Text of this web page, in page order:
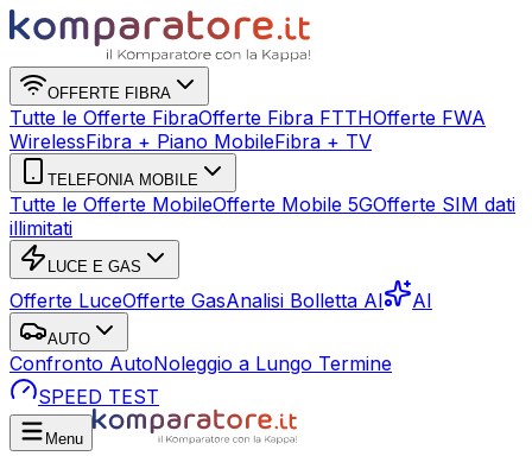
OFFERTE FIBRA
Tutte le Offerte FibraOfferte Fibra FTTHOfferte FWA
WirelessFibra + Piano MobileFibra + TV
TELEFONIA MOBILE
Tutte le Offerte MobileOfferte Mobile 5GOfferte SIM dati
illimitati
LUCE E GAS
Offerte LuceOfferte GasAnalisi Bolletta AI AI
AUTO
Confronto AutoNoleggio a Lungo Termine
SPEED TEST
Menu